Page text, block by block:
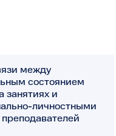
между
состоянием
занятиях и
личностными